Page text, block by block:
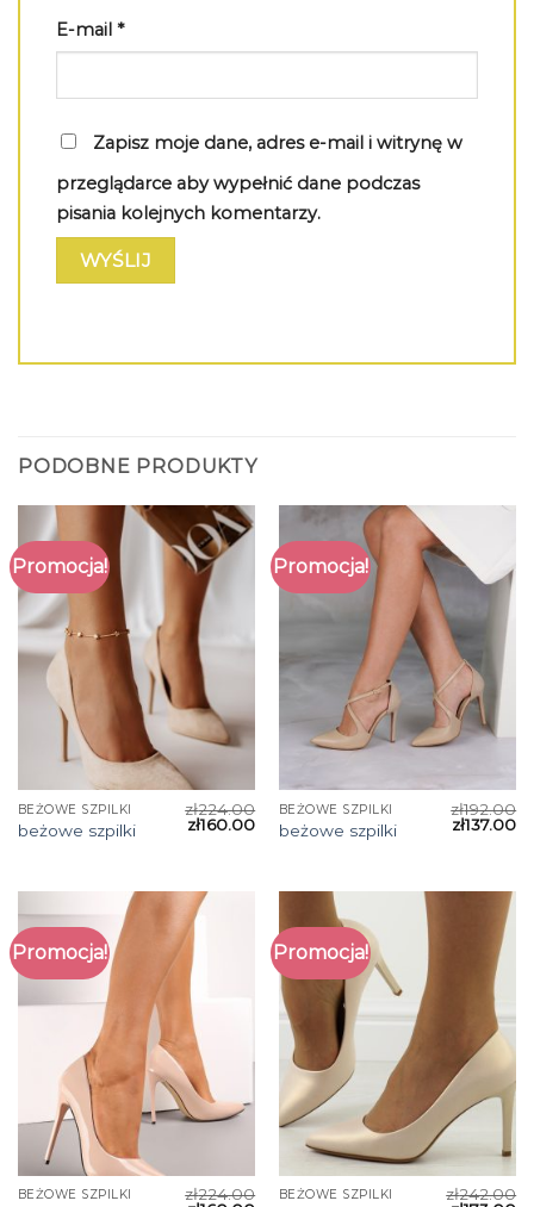
E-mail *
Zapisz moje dane, adres e-mail i witrynę w
przeglądarce aby wypełnić dane podczas
pisania kolejnych komentarzy.
PODOBNE PRODUKTY
Promocja!
BEŻOWE SZPILKI
beżowe szpilki
zł224.00
zł160.00
Promocja!
BEŻOWE SZPILKI
beżowe szpilki
zł192.00
zł137.00
Promocja!
BEŻOWE SZPILKI zł224.00
Promocja!
BEŻOWE SZPILKI zł242.00